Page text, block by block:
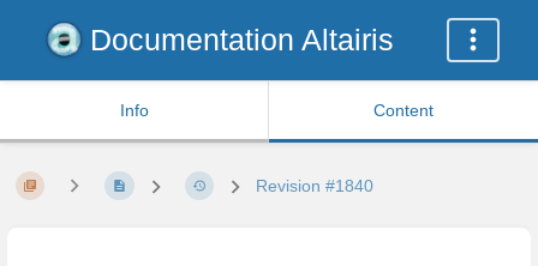
Documentation Altairis
Info Content
Revision #1840